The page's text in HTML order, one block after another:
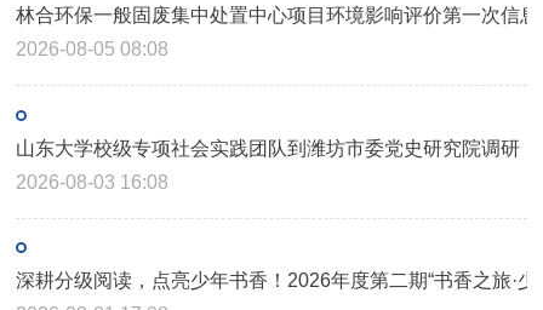
林合环保一般固废集中处置中心项目环境影响评价第一次信
2026-08-05 08:08
山东大学校级专项社会实践团队到潍坊市委党史研究院调研
2026-08-03 16:08
深耕分级阅读，点亮少年书香！2026年度第二期“书香之旅·